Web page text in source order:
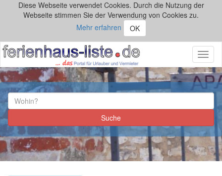
Diese Webseite verwendet Cookies. Durch die Nutzung der
Webseite stimmen Sie der Verwendung von Cookies zu.
Mehr erfahren
OK